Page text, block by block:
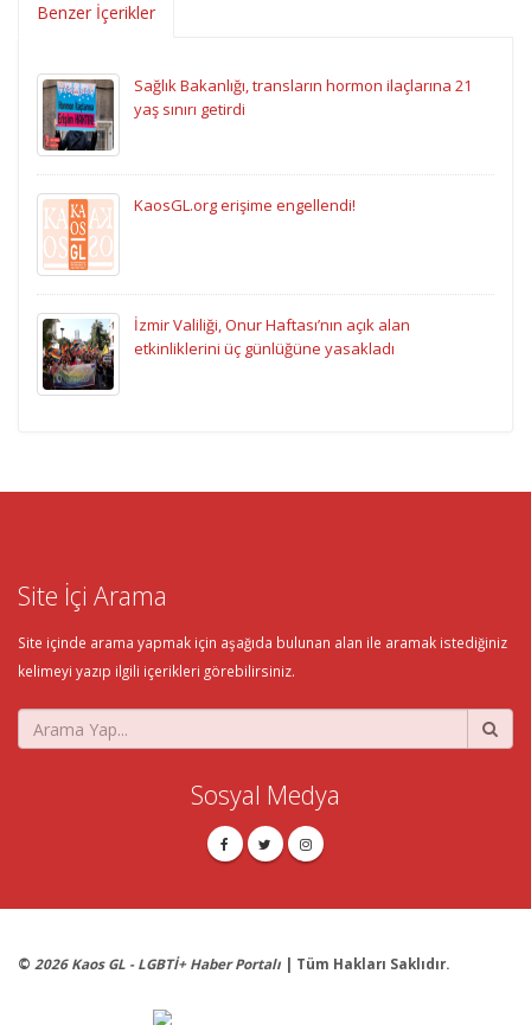
Benzer İçerikler
Sağlık Bakanlığı, transların hormon ilaçlarına 21
yaş sınırı getirdi
KaosGL.org erişime engellendi!
İzmir Valiliği, Onur Haftası’nın açık alan
etkinliklerini üç günlüğüne yasakladı
Site İçi Arama
Site içinde arama yapmak için aşağıda bulunan alan ile aramak istediğiniz
kelimeyi yazıp ilgili içerikleri görebilirsiniz.
Sosyal Medya
© 2026 Kaos GL - LGBTİ+ Haber Portalı | Tüm Hakları Saklıdır.